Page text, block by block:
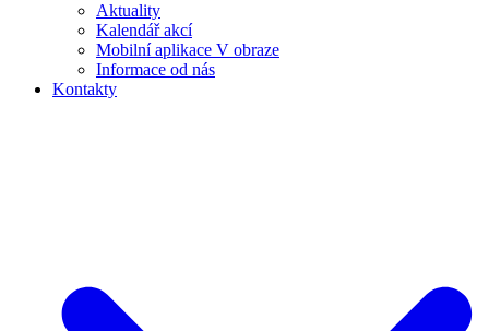
Aktuality
Kalendář akcí
Mobilní aplikace V obraze
Informace od nás
Kontakty